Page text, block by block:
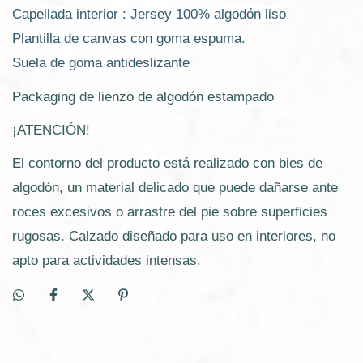
Capellada interior : Jersey 100% algodón liso
Plantilla de canvas con goma espuma.
Suela de goma antideslizante
Packaging de lienzo de algodón estampado
¡ATENCIÓN!
El contorno del producto está realizado con bies de
algodón, un material delicado que puede dañarse ante
roces excesivos o arrastre del pie sobre superficies
rugosas. Calzado diseñado para uso en interiores, no
apto para actividades intensas.